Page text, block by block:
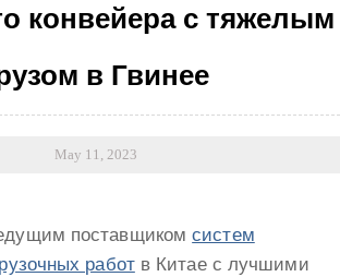
конвейера с тяжелым
в Гвинее
May 11, 2023
поставщикомсистем
работв Китае с лучшими